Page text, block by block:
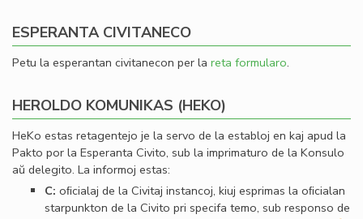
ESPERANTA CIVITANECO
Petu la esperantan civitanecon per la reta formularo.
HEROLDO KOMUNIKAS (HEKO)
HeKo estas retagentejo je la servo de la establoj en kaj apud la
Pakto por la Esperanta Civito, sub la imprimaturo de la Konsulo
aŭ delegito. La informoj estas:
C: oﬁcialaj de la Civitaj instancoj, kiuj esprimas la oﬁcialan
starpunkton de la Civito pri specifa temo, sub responso de